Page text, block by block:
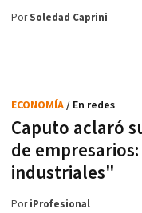
PorSoledad Caprini
Caputo aclaró
de
industriales"
ECONOMÍA/ En redes
PoriProfesional